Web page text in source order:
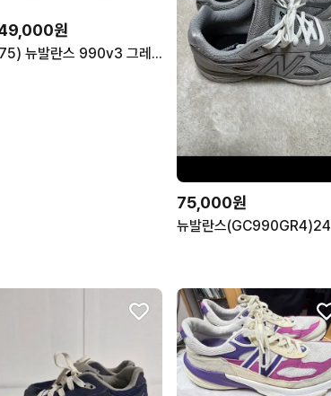
원
275) 뉴발란스 990v3 그레이
75,000원